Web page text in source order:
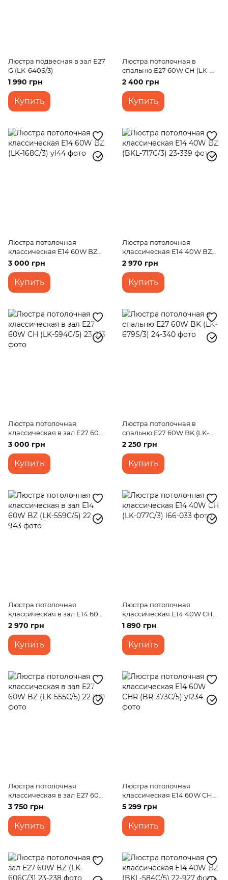
Люстра подвесная в зал E27
G (LK-640S/3)
1 990 грн
Купить
Люстра потолочная в
спальню E27 60W CH (LK-
584C/5)
2 400 грн
Купить
Люстра потолочная
классическая E14 60W BZ
(LK-168C/3)
3 000 грн
Купить
Люстра потолочная
классическая E14 40W BZ
(BKL-717C/3)
2 970 грн
Купить
Люстра потолочная
классическая в зал E27 60W
CH (LK-594C/5)
3 000 грн
Купить
Люстра потолочная в
спальню E27 60W BK (LK-
679S/3)
2 250 грн
Купить
Люстра потолочная
классическая в зал E14 60W
BZ (LK-559C/5)
2 970 грн
Купить
Люстра потолочная
классическая E14 40W CH
(LK-077C/3)
1 890 грн
Купить
Люстра потолочная
классическая в зал E27 60W
BZ (LK-555C/5)
3 750 грн
Купить
Люстра потолочная
классическая E14 60W CHR
(BR-373C/5)
5 299 грн
Купить